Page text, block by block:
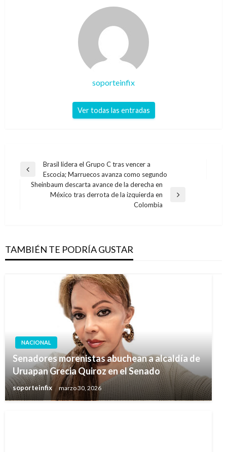
soporteinfix
Ver todas las entradas
Navegación
entradas
Entrada
anterior
Brasil lidera el Grupo C tras vencer a
Escocia; Marruecos avanza como segundo
Entrada
Sheinbaum descarta avance de la derecha en
México tras derrota de la izquierda en
Colombia
TAMBIÉN TE PODRÍA GUSTAR
NACIONAL
Senadores morenistas abuchean a alcaldía de
Uruapan Grecia Quiroz en el Senado
soporteinfix marzo 30, 2026